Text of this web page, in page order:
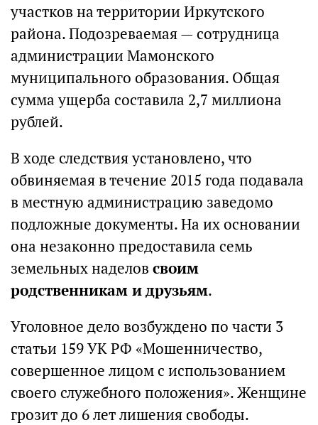
участков на территории Иркутского
района. Подозреваемая — сотрудница
администрации Мамонского
муниципального образования. Общая
сумма ущерба составила 2,7 миллиона
рублей.
В ходе следствия установлено, что
обвиняемая в течение 2015 года подавала
в местную администрацию заведомо
подложные документы. На их основании
она незаконно предоставила семь
земельных наделов своим
родственникам и друзьям.
Уголовное дело возбуждено по части 3
статьи 159 УК РФ «Мошенничество,
совершенное лицом с использованием
своего служебного положения». Женщине
грозит до 6 лет лишения свободы.